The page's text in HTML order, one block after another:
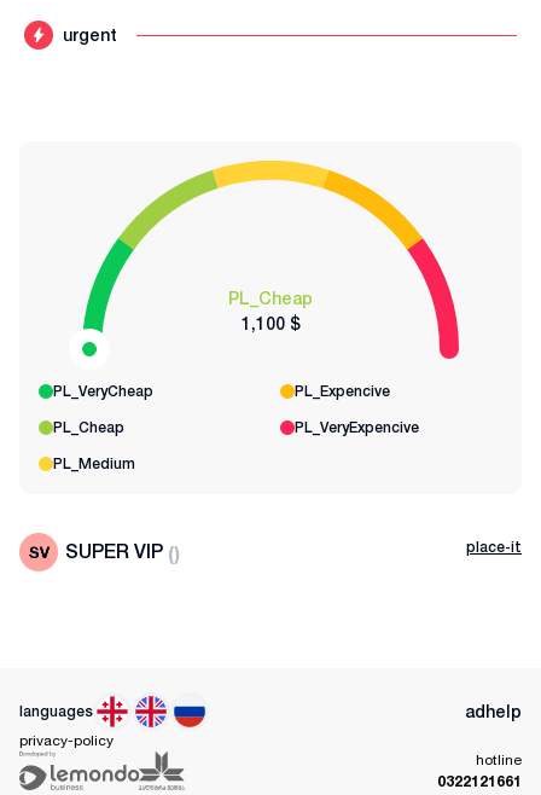
urgent
PL_Cheap
1,100 $
PL_VeryCheap PL_Expencive
PL_Cheap PL_VeryExpencive
PL_Medium
SUPER VIP () place-it
languages adhelp
privacy-policy
hotline
0322121661